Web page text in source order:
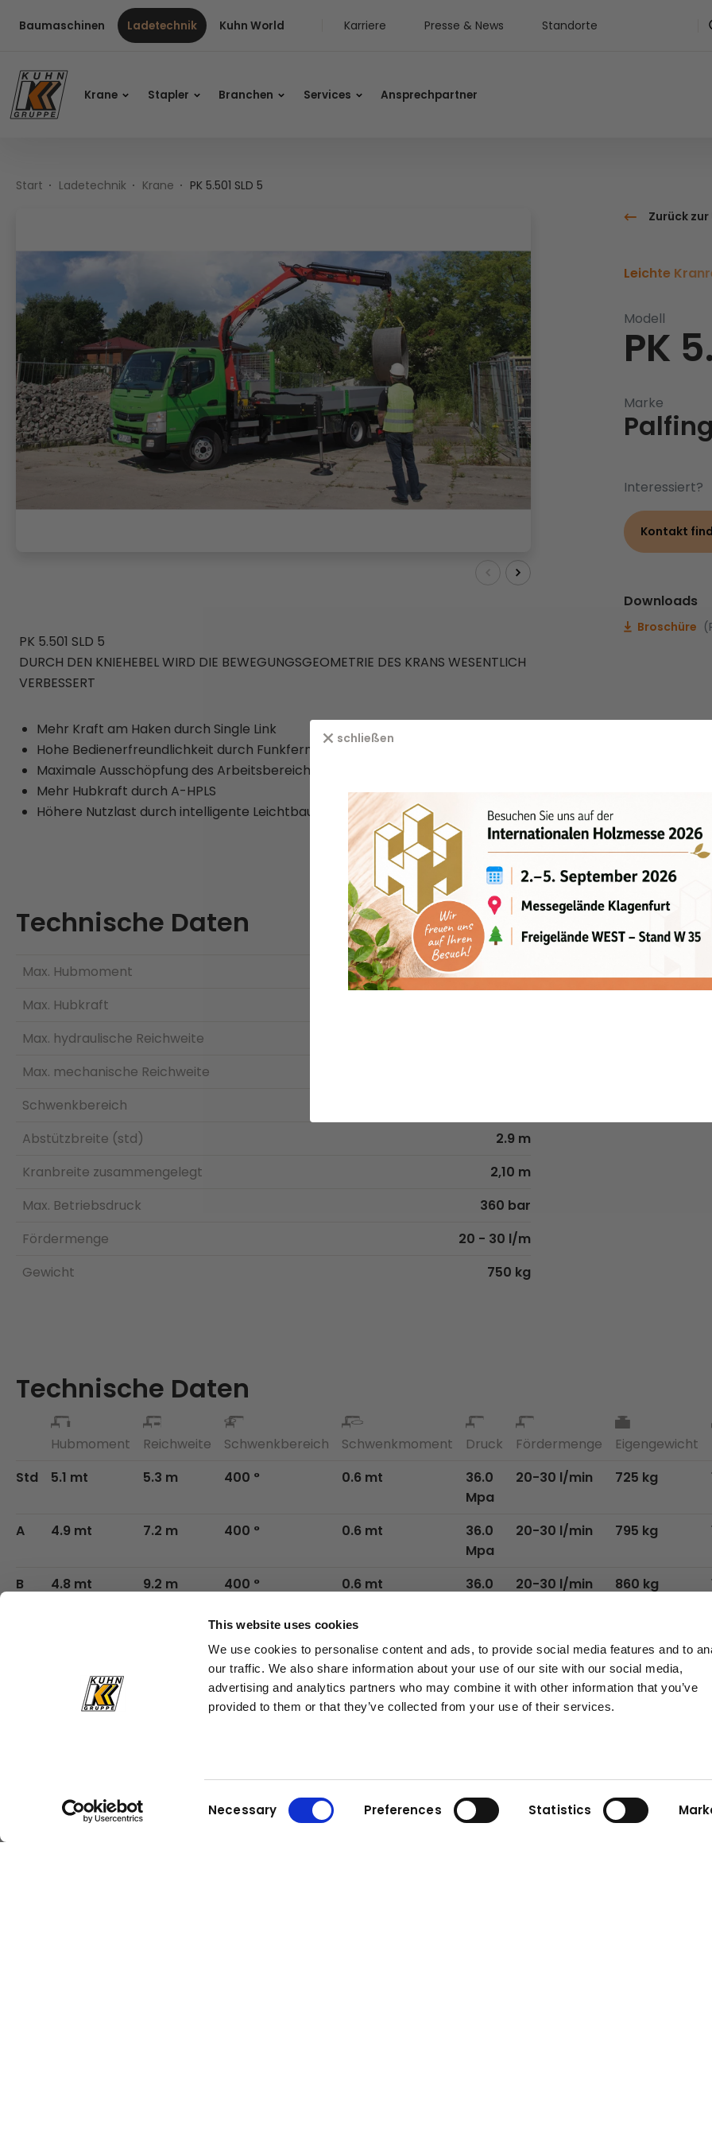
This website uses cookies
We use cookies to personalise content and ads, to provide social media features and to
our traffic. We also share information about your use of our site with our social media,
advertising and analytics partners who may combine it with other information that you’ve
provided to them or that they’ve collected from your use of their services.
Necessary Preferences Statistics
Inhaltsverzeichnis
Hauptnavigation
Baumaschinen Ladetechnik Kuhn World Karriere Presse & News Standorte
Krane Stapler Branchen Services Ansprechpartner
Start Ladetechnik Krane PK 5.501 SLD 5
PK 5.501 SLD 5
DURCH DEN KNIEHEBEL WIRD DIE BEWEGUNGSGEOMETRIE DES KRANS WESENTLICH
VERBESSERT
Mehr Kraft am Haken durch Single Link
Hohe Bedienerfreundlichkeit durch Funkfernsteuerung
Maximale Ausschöpfung des Arbeitsbereichs durch HPSC
Mehr Hubkraft durch A-HPLS
Höhere Nutzlast durch intelligente Leichtbauweise
Technische Daten
Max. Hubmoment
Max. Hubkraft
Max. hydraulische Reichweite
Max. mechanische Reichweite
Schwenkbereich
Abstützbreite (std)
2.9 m
Kranbreite zusammengelegt
2,10 m
Max. Betriebsdruck
360 bar
Fördermenge
20 - 30 l/m
Gewicht
750 kg
Technische Daten
Hubmoment Reichweite Schwenkbereich Schwenkmoment Druck Fördermenge Eigengewicht
Std
5.1 mt 5.3 m 400 ° 0.6 mt
36.0
Mpa
20-30 l/min 725 kg
A 4.9 mt 7.2 m 400 ° 0.6 mt
36.0
Mpa
20-30 l/min 795 kg
B 4.8 mt 9.2 m 400 ° 0.6 mt
36.0
20-30 l/min 860 kg
Mpa
Zurück
Leichte
Modell
PK
Marke
Interessiert?
Kontakt
Downloads
Broschüre
schließen